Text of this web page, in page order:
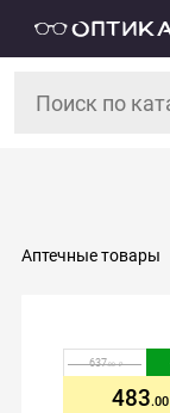
Аптечные товары
637.00
483.00